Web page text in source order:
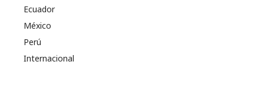
Ecuador
México
Perú
Internacional